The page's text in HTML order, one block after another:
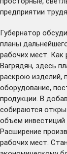
предприятии
Губернатор
планы
рабочих мест. Как
Вагрядян, здесь
раскрою изделий,
оборудование,
продукции. В
собираются
объем инвестиций
Расширение
рабочих мест.